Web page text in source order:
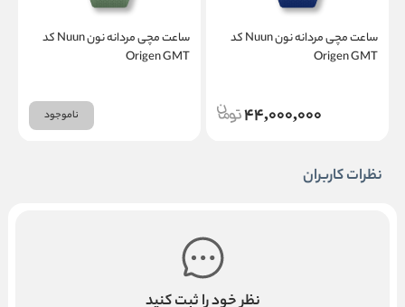
ساعت مچی مردانه نون Nuun کد
Origen GMT
44,000,000
ساعت مچی مردانه نون Nuun کد
Origen GMT
ناموجود
نظرات کاربران